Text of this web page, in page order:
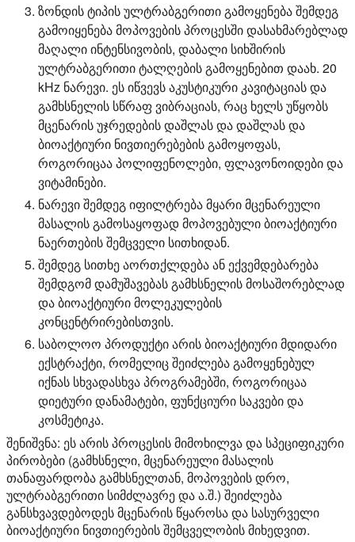
ზონდის ტიპის ულტრაბგერითი გამოყენება შემდეგ
გამოიყენება მოპოვების პროცესში დასახმარებლად
მაღალი ინტენსივობის, დაბალი სიხშირის
ულტრაბგერითი ტალღების გამოყენებით დაახ. 20
kHz ნარევი. ეს იწვევს აკუსტიკური კავიტაციას და
გამხსნელის სწრაფ ვიბრაციას, რაც ხელს უწყობს
მცენარის უჯრედების დაშლას და დაშლას და
ბიოაქტიური ნივთიერებების გამოყოფას,
როგორიცაა პოლიფენოლები, ფლავონოიდები და
ვიტამინები.
ნარევი შემდეგ იფილტრება მყარი მცენარეული
მასალის გამოსაყოფად მოპოვებული ბიოაქტიური
ნაერთების შემცველი სითხიდან.
შემდეგ სითხე აორთქლდება ან ექვემდებარება
შემდგომ დამუშავებას გამხსნელის მოსაშორებლად
და ბიოაქტიური მოლეკულების
კონცენტრირებისთვის.
საბოლოო პროდუქტი არის ბიოაქტიური მდიდარი
ექსტრაქტი, რომელიც შეიძლება გამოყენებულ
იქნას სხვადასხვა პროგრამებში, როგორიცაა
დიეტური დანამატები, ფუნქციური საკვები და
კოსმეტიკა.
შენიშვნა: ეს არის პროცესის მიმოხილვა და სპეციფიკური
პირობები (გამხსნელი, მცენარეული მასალის
თანაფარდობა გამხსნელთან, მოპოვების დრო,
ულტრაბგერითი სიმძლავრე და ა.შ.) შეიძლება
განსხვავდებოდეს მცენარის წყაროსა და სასურველი
ბიოაქტიური ნივთიერების შემცველობის მიხედვით.